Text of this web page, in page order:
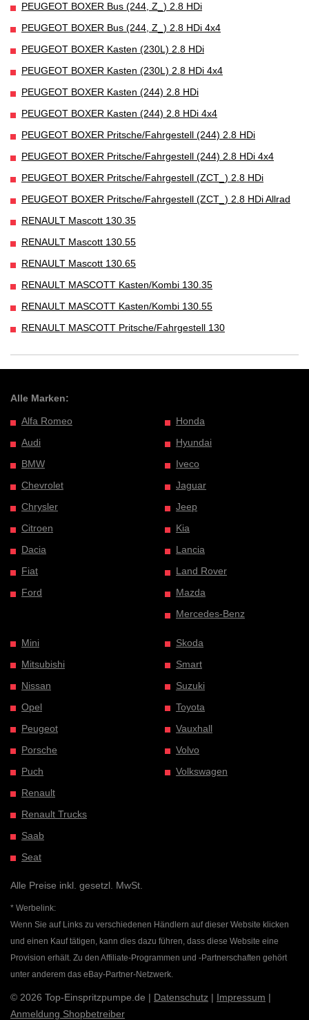
PEUGEOT BOXER Bus (244, Z_) 2.8 HDi
PEUGEOT BOXER Bus (244, Z_) 2.8 HDi 4x4
PEUGEOT BOXER Kasten (230L) 2.8 HDi
PEUGEOT BOXER Kasten (230L) 2.8 HDi 4x4
PEUGEOT BOXER Kasten (244) 2.8 HDi
PEUGEOT BOXER Kasten (244) 2.8 HDi 4x4
PEUGEOT BOXER Pritsche/Fahrgestell (244) 2.8 HDi
PEUGEOT BOXER Pritsche/Fahrgestell (244) 2.8 HDi 4x4
PEUGEOT BOXER Pritsche/Fahrgestell (ZCT_) 2.8 HDi
PEUGEOT BOXER Pritsche/Fahrgestell (ZCT_) 2.8 HDi Allrad
RENAULT Mascott 130.35
RENAULT Mascott 130.55
RENAULT Mascott 130.65
RENAULT MASCOTT Kasten/Kombi 130.35
RENAULT MASCOTT Kasten/Kombi 130.55
RENAULT MASCOTT Pritsche/Fahrgestell 130
Alle Marken:
Alfa Romeo
Audi
BMW
Chevrolet
Chrysler
Citroen
Dacia
Fiat
Ford
Honda
Hyundai
Iveco
Jaguar
Jeep
Kia
Lancia
Land Rover
Mazda
Mercedes-Benz
Mini
Mitsubishi
Nissan
Opel
Peugeot
Porsche
Puch
Renault
Renault Trucks
Saab
Seat
Skoda
Smart
Suzuki
Toyota
Vauxhall
Volvo
Volkswagen
Alle Preise inkl. gesetzl. MwSt.
* Werbelink:
Wenn Sie auf Links zu verschiedenen Händlern auf dieser Website klicken
und einen Kauf tätigen, kann dies dazu führen, dass diese Website eine
Provision erhält. Zu den Affiliate-Programmen und -Partnerschaften gehört
unter anderem das eBay-Partner-Netzwerk.
© 2026 Top-Einspritzpumpe.de | Datenschutz | Impressum |
Anmeldung Shopbetreiber